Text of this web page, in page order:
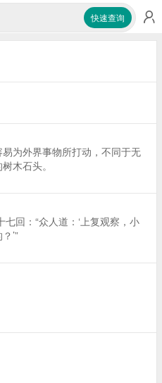
快速查询
为外界事物所打动，不同于无
木石头。
七回：“众人道：‘上复观察，小
’”